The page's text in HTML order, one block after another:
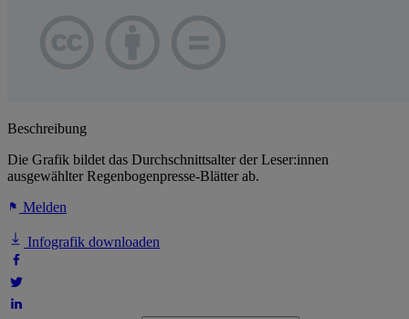
Beschreibung
Die Grafik bildet das Durchschnittsalter der Leser:innen
ausgewählter Regenbogenpresse-Blätter ab.
Melden
Infografik downloaden